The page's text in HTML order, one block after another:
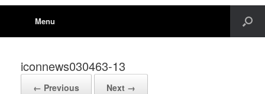
Menu
iconnews030463-13
← Previous Next →